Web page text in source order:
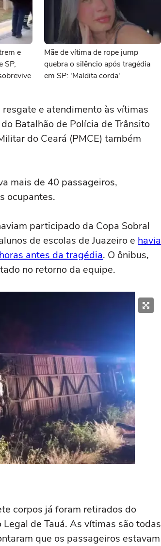
e
SP,
Mãe de vítima de rope jump
quebra o silêncio após tragédia
em SP: 'Maldita corda'
e atendimento às vítimas
Batalhão de Polícia de Trânsito
do Ceará (PMCE) também
mais de 40 passageiros,
ocupantes.
participado da Copa Sobral
de escolas de Juazeiro e havia
antes da tragédia. O ônibus,
no retorno da equipe.
corpos já foram retirados do
de Tauá. As vítimas são todas
que os passageiros estavam